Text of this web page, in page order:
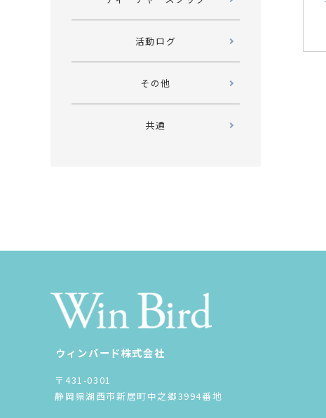
活動ログ
その他
共通
ウィンバード株式会社
〒431-0301
静岡県湖西市新居町中之郷3994番地